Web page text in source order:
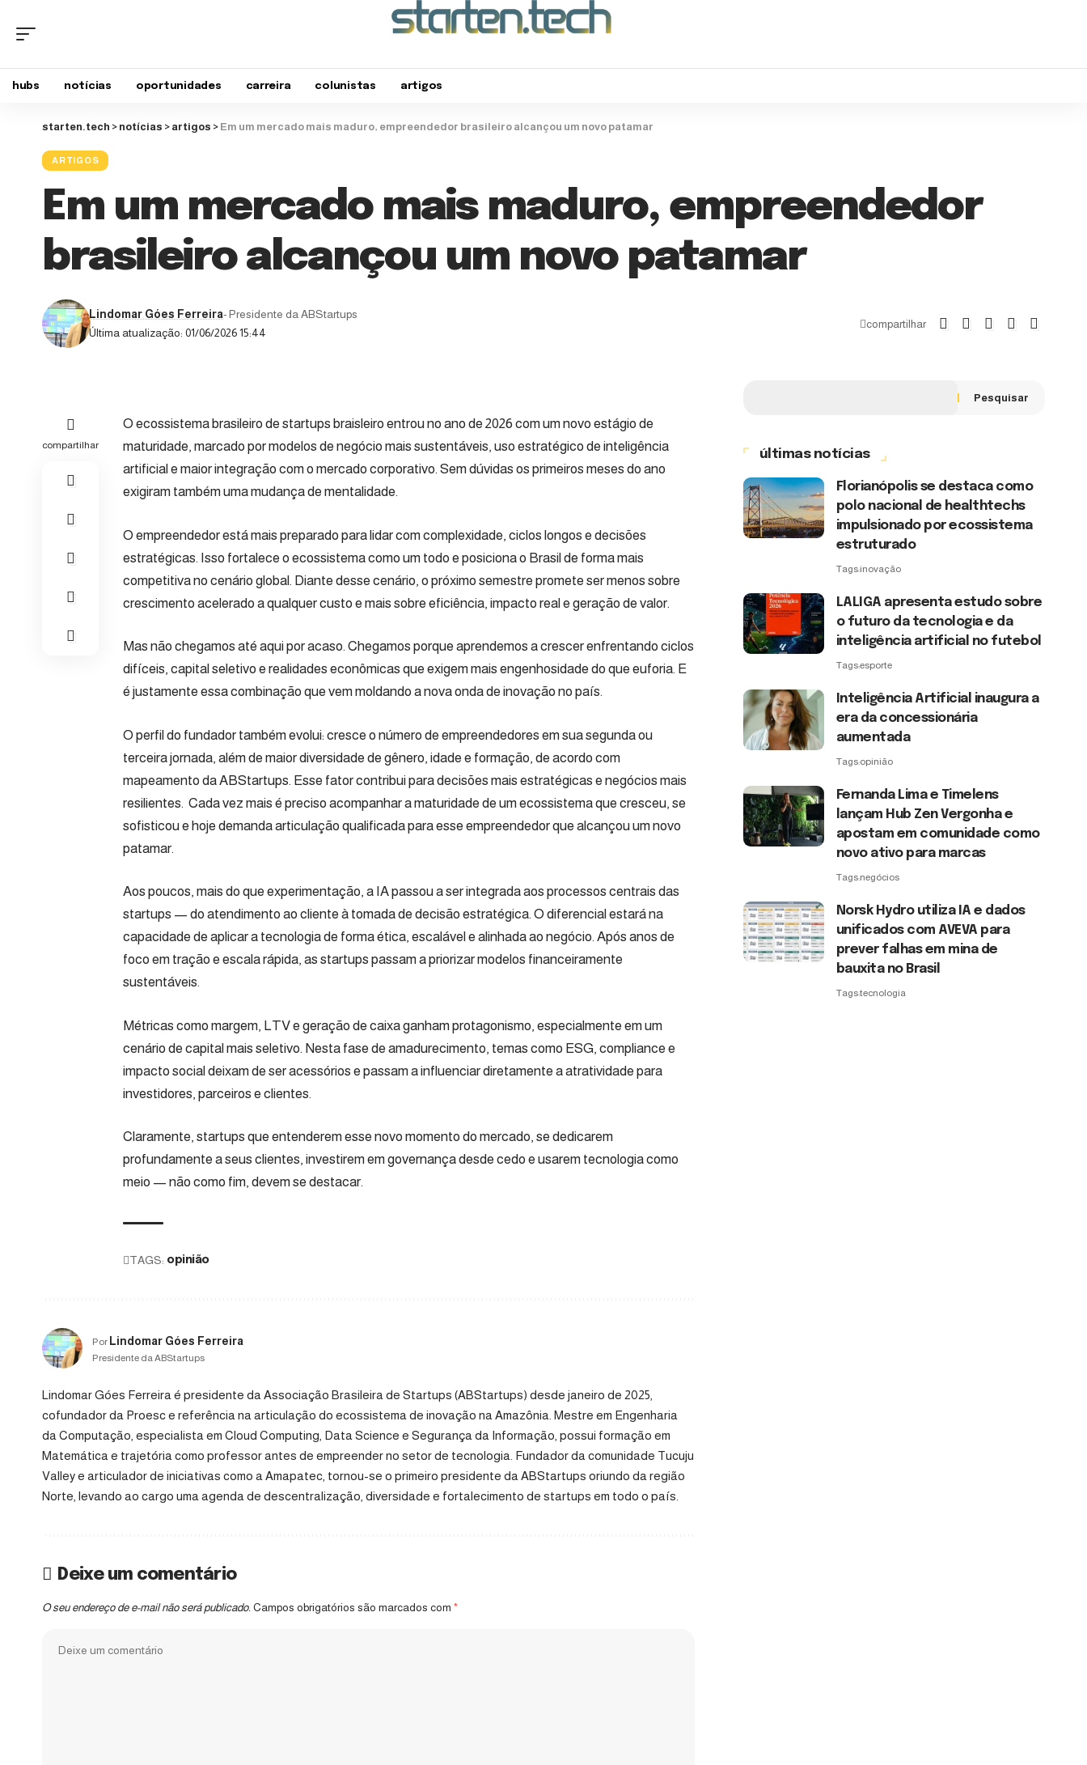
hubs notícias oportunidades carreira colunistas artigos
starten.tech > notícias > artigos > Em um mercado mais maduro, empreendedor brasileiro alcançou um novo patamar
ARTIGOS
Em um mercado mais maduro, empreendedor
brasileiro alcançou um novo patamar
Última atualização: 01/06/2026 15:44
Lindomar Góes Ferreira- Presidente da ABStartups
compartilhar
compartilhar
O ecossistema brasileiro de startups braisleiro entrou no ano de 2026 com um novo estágio de
maturidade, marcado por modelos de negócio mais sustentáveis, uso estratégico de inteligência
artificial e maior integração com o mercado corporativo. Sem dúvidas os primeiros meses do ano
exigiram também uma mudança de mentalidade.
O empreendedor está mais preparado para lidar com complexidade, ciclos longos e decisões
estratégicas. Isso fortalece o ecossistema como um todo e posiciona o Brasil de forma mais
competitiva no cenário global. Diante desse cenário, o próximo semestre promete ser menos sobre
crescimento acelerado a qualquer custo e mais sobre eficiência, impacto real e geração de valor.
Mas não chegamos até aqui por acaso. Chegamos porque aprendemos a crescer enfrentando ciclos
difíceis, capital seletivo e realidades econômicas que exigem mais engenhosidade do que euforia. E
é justamente essa combinação que vem moldando a nova onda de inovação no país.
O perfil do fundador também evolui: cresce o número de empreendedores em sua segunda ou
terceira jornada, além de maior diversidade de gênero, idade e formação, de acordo com
mapeamento da ABStartups. Esse fator contribui para decisões mais estratégicas e negócios mais
resilientes. Cada vez mais é preciso acompanhar a maturidade de um ecossistema que cresceu, se
sofisticou e hoje demanda articulação qualificada para esse empreendedor que alcançou um novo
patamar.
Aos poucos, mais do que experimentação, a IA passou a ser integrada aos processos centrais das
startups — do atendimento ao cliente à tomada de decisão estratégica. O diferencial estará na
capacidade de aplicar a tecnologia de forma ética, escalável e alinhada ao negócio. Após anos de
foco em tração e escala rápida, as startups passam a priorizar modelos financeiramente
sustentáveis.
Métricas como margem, LTV e geração de caixa ganham protagonismo, especialmente em um
cenário de capital mais seletivo. Nesta fase de amadurecimento, temas como ESG, compliance e
impacto social deixam de ser acessórios e passam a influenciar diretamente a atratividade para
investidores, parceiros e clientes.
Claramente, startups que entenderem esse novo momento do mercado, se dedicarem
profundamente a seus clientes, investirem em governança desde cedo e usarem tecnologia como
meio — não como fim, devem se destacar.
TAGS: opinião
Por Lindomar Góes Ferreira
Presidente da ABStartups
Lindomar Góes Ferreira é presidente da Associação Brasileira de Startups (ABStartups) desde janeiro de 2025,
cofundador da Proesc e referência na articulação do ecossistema de inovação na Amazônia. Mestre em Engenharia
da Computação, especialista em Cloud Computing, Data Science e Segurança da Informação, possui formação em
Matemática e trajetória como professor antes de empreender no setor de tecnologia. Fundador da comunidade Tucuju
Valley e articulador de iniciativas como a Amapatec, tornou-se o primeiro presidente da ABStartups oriundo da região
Norte, levando ao cargo uma agenda de descentralização, diversidade e fortalecimento de startups em todo o país.
Deixe um comentário
O seu endereço de e-mail não será publicado. Campos obrigatórios são marcados com *
Pesquisar
últimas notícias
Florianópolis se destaca como
polo nacional de healthtechs
impulsionado por ecossistema
estruturado
Tags:inovação
LALIGA apresenta estudo sobre
o futuro da tecnologia e da
inteligência artificial no futebol
Tags:esporte
Inteligência Artificial inaugura a
era da concessionária
aumentada
Tags:opinião
Fernanda Lima e Timelens
lançam Hub Zen Vergonha e
apostam em comunidade como
novo ativo para marcas
Tags:negócios
Norsk Hydro utiliza IA e dados
unificados com AVEVA para
prever falhas em mina de
bauxita no Brasil
Tags:tecnologia